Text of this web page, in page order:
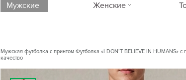
Мужские Женские
Мужская футболка с принтом Футболка «I DON’T BELIEVE IN
качество